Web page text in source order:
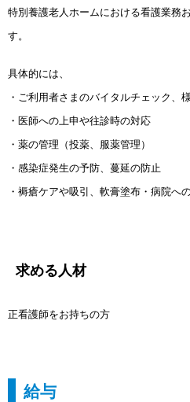
特別養護老人ホームにおける看護業務
す。
具体的には、
・ご利用者さまのバイタルチェック、
・医師への上申や往診時の対応
・薬の管理（投薬、服薬管理）
・感染症発生の予防、蔓延の防止
・褥瘡ケアや吸引、軟膏塗布・病院
求める人材
正看護師をお持ちの方
給与